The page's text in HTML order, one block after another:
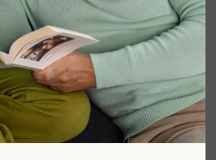
ΠΡΟΪΌΝΤΑ / 1 ΣΕΛΊΔΕΣ
1